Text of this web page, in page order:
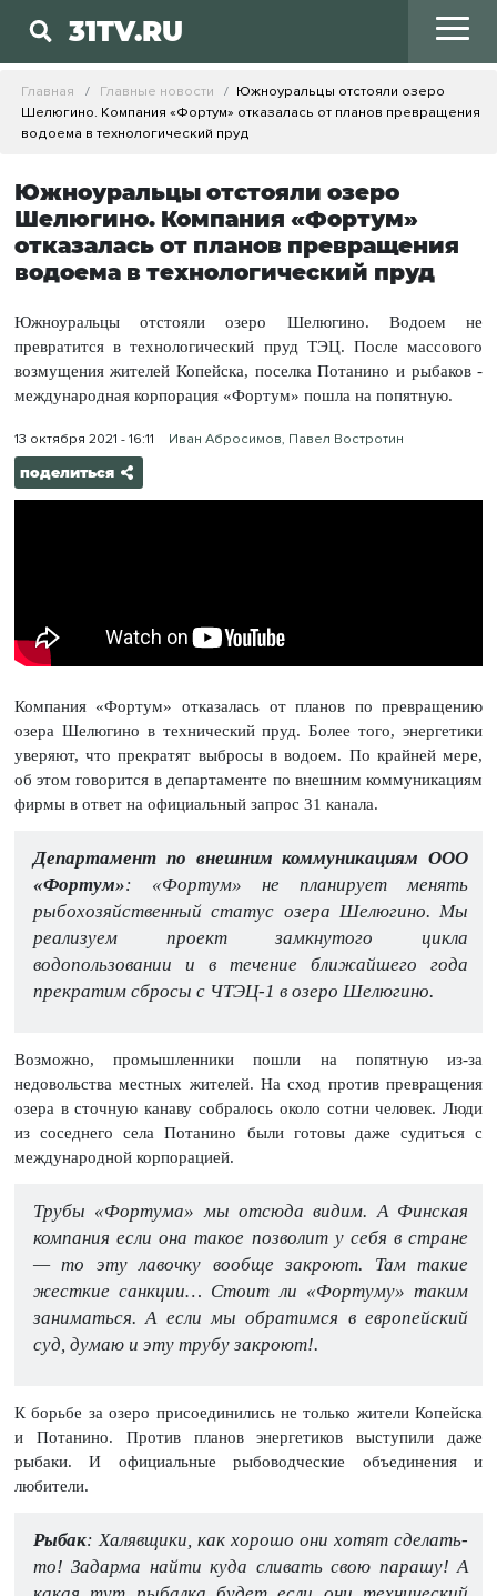
31TV.RU
Главная Главные новости
Южноуральцы отстояли озеро
Шелюгино. Компания «Фортум» отказалась от планов превращения
водоема в технологический пруд
Южноуральцы отстояли озеро
Шелюгино. Компания «Фортум»
отказалась от планов превращения
водоема в технологический пруд
Южноуральцы отстояли озеро Шелюгино. Водоем не
превратится в технологический пруд ТЭЦ. После массового
возмущения жителей Копейска, поселка Потанино и рыбаков -
международная корпорация «Фортум» пошла на попятную.
13 октября 2021 - 16:11 Иван Абросимов, Павел Востротин
поделиться
Компания «Фортум» отказалась от планов по превращению
озера Шелюгино в технический пруд. Более того, энергетики
уверяют, что прекратят выбросы в водоем. По крайней мере,
об этом говорится в департаменте по внешним коммуникациям
фирмы в ответ на официальный запрос 31 канала.
Департамент по внешним коммуникациям ООО
«Фортум»: «Фортум» не планирует менять
рыбохозяйственный статус озера Шелюгино. Мы
реализуем проект замкнутого цикла
водопользовании и в течение ближайшего года
прекратим сбросы с ЧТЭЦ-1 в озеро Шелюгино.
Возможно, промышленники пошли на попятную из-за
недовольства местных жителей. На сход против превращения
озера в сточную канаву собралось около сотни человек. Люди
из соседнего села Потанино были готовы даже судиться с
международной корпорацией.
Трубы «Фортума» мы отсюда видим. А Финская
компания если она такое позволит у себя в стране
— то эту лавочку вообще закроют. Там такие
жесткие санкции… Стоит ли «Фортуму» таким
заниматься. А если мы обратимся в европейский
суд, думаю и эту трубу закроют!.
К борьбе за озеро присоединились не только жители Копейска
и Потанино. Против планов энергетиков выступили даже
рыбаки. И официальные рыбоводческие объединения и
любители.
Рыбак: Халявщики, как хорошо они хотят сделать-
то! Задарма найти куда сливать свою парашу! А